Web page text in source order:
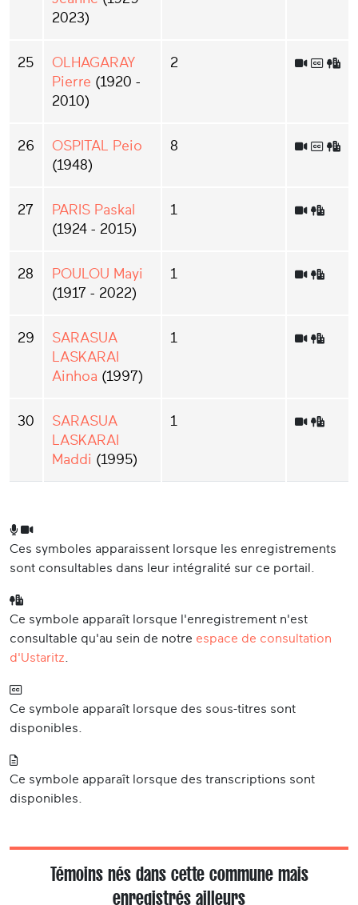
2023)
25
OLHAGARAY
Pierre (1920 -
2010)
2
26
OSPITAL Peio
(1948)
8
27
PARIS Paskal
(1924 - 2015)
1
28
POULOU Mayi
(1917 - 2022)
1
29
SARASUA
LASKARAI
Ainhoa (1997)
1
30
SARASUA
LASKARAI
Maddi (1995)
1
Ces symboles apparaissent lorsque les enregistrements
sont consultables dans leur intégralité sur ce portail.
Ce symbole apparaît lorsque l'enregistrement n'est
consultable qu'au sein de notre espace de consultation
d'Ustaritz
Ce symbole apparaît lorsque des sous-titres sont
disponibles.
Ce symbole apparaît lorsque des transcriptions sont
disponibles.
Témoins nés dans cette commune mais
enregistrés ailleurs